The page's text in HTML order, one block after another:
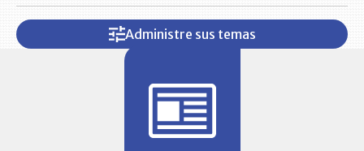
Administre sus temas